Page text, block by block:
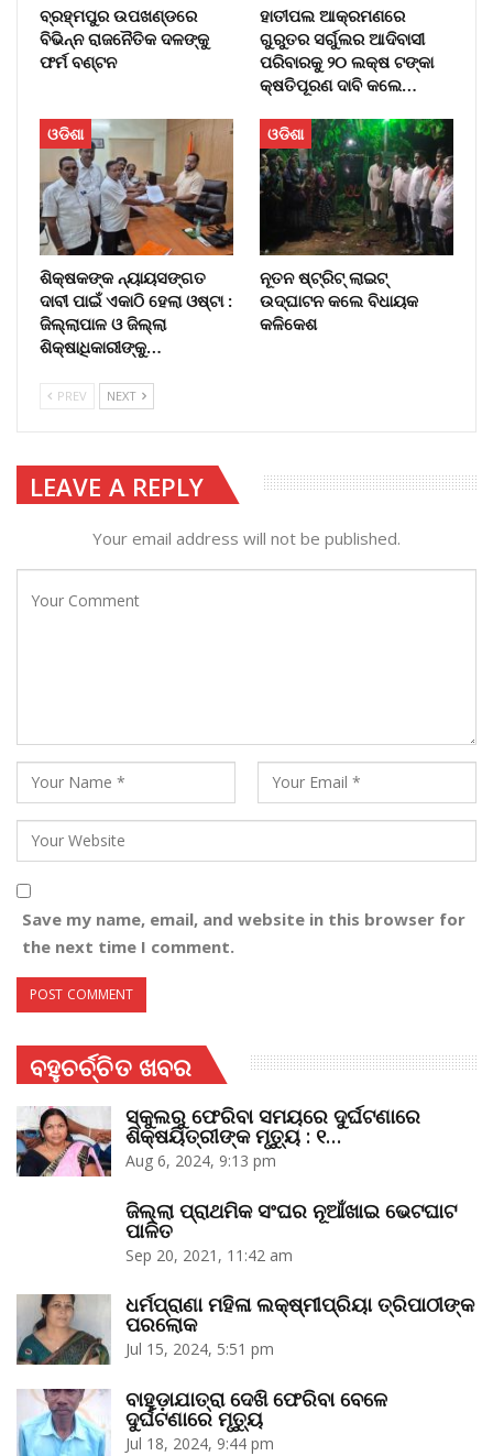
ବ୍ରହ୍ମପୁର ଉପଖଣ୍ଡରେ
ବିଭିନ୍ନ ରାଜନୈତିକ ଦଳଙ୍କୁ
ଫର୍ମ ବଣ୍ଟନ
ହାତୀପଲ ଆକ୍ରମଣରେ
ଗୁରୁତର ସର୍ଗୁଲର ଆଦିବାସୀ
ପରିବାରକୁ ୨୦ ଲକ୍ଷ ଟଙ୍କା
କ୍ଷତିପୂରଣ ଦାବି କଲେ…
ଓଡିଶା
ଶିକ୍ଷକଙ୍କ ନ୍ୟାୟସଙ୍ଗତ
ଦାବୀ ପାଇଁ ଏକାଠି ହେଲା ଓଷ୍ଟା :
ଜିଲ୍ଲାପାଳ ଓ ଜିଲ୍ଲା
ଶିକ୍ଷାଧିକାରୀଙ୍କୁ…
ଓଡିଶା
ନୂତନ ଷ୍ଟ୍ରିଟ୍ ଲାଇଟ୍‌
ଉଦ୍‌ଘାଟନ କଲେ ବିଧାୟକ
କଳିକେଶ
PREV NEXT
LEAVE A REPLY
Your email address will not be published.
Save my name, email, and website in this browser for
the next time I comment.
ବହୁଚର୍ଚ୍ଚିତ ଖବର
ସ୍କୁଲରୁ ଫେରିବା ସମୟରେ ଦୁର୍ଘଟଣାରେ
ଶିକ୍ଷୟିତ୍ରୀଙ୍କ ମୃତ୍ୟୁ : ୧…
Aug 6, 2024, 9:13 pm
ଜିଲ୍ଲା ପ୍ରାଥମିକ ସଂଘର ନୂଆଁଖାଇ ଭେଟଘାଟ
ପାଳିତ
Sep 20, 2021, 11:42 am
ଧର୍ମପ୍ରାଣା ମହିଳା ଲକ୍ଷ୍ମୀପ୍ରିୟା ତ୍ରିପାଠୀଙ୍କ
ପରଲୋକ
Jul 15, 2024, 5:51 pm
ବାହୁଡ଼ାଯାତ୍ରା ଦେଖି ଫେରିବା ବେଳେ
ଦୁର୍ଘଟଣାରେ ମୃତ୍ୟୁ
Jul 18, 2024, 9:44 pm